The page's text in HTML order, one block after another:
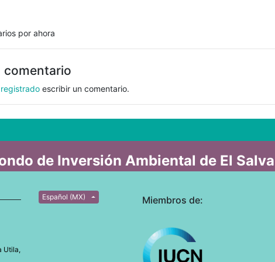
por ahora
comentario
registrado escribir un comentario.
de Inversión Ambiental de El
Utila,
Español (MX) Miembros de: